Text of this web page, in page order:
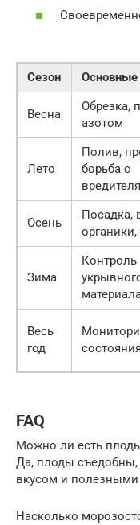
Сезон
Весна
Обрезка,
азотом
Лето
Полив,
борьба с
Осень
Посадка,
Зима
Контроль
Весь
год
FAQ
Можно ли есть
Да, плоды
вкусом и
Насколько